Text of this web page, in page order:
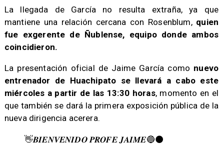
La llegada de García no resulta extraña, ya que
mantiene una relación cercana con Rosenblum,quien
fue exgerente de Ñublense, equipo donde ambos
coincidieron.
La presentación oficial de Jaime García como nuevo
entrenador de Huachipato se llevará a cabo este
miércoles a partir de las 13:30 horas, momento en el
que también se dará la primera exposición pública de la
nueva dirigencia acerera.
👋𝑩𝑰𝑬𝑵𝑽𝑬𝑵𝑰𝑫𝑶 𝑷𝑹𝑶𝑭𝑬 𝑱𝑨𝑰𝑴𝑬🔵⚫️